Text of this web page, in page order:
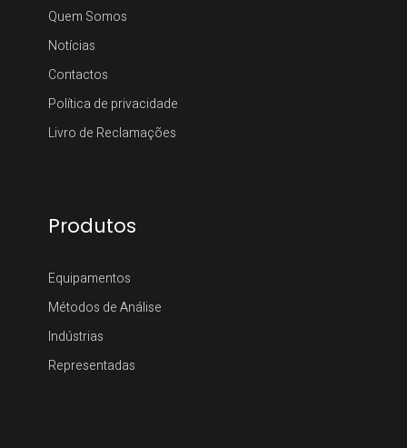
Quem Somos
Notícias
Contactos
Política de privacidade
Livro de Reclamações
Produtos
Equipamentos
Métodos de Análise
Indústrias
Representadas